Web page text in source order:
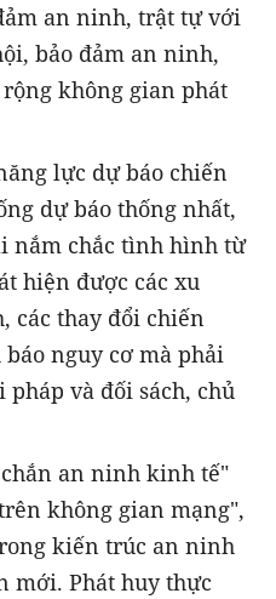
an ninh, trật tự với
bảo đảm an ninh,
không gian phát
lực dự báo chiến
dự báo thống nhất,
nắm chắc tình hình từ
hiện được các xu
các thay đổi chiến
nguy cơ mà phải
và đối sách, chủ
an ninh kinh tế"
không gian mạng",
kiến trúc an ninh
mới. Phát huy thực